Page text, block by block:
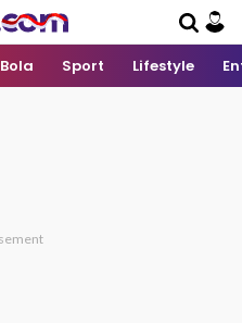
Bola Sport Lifestyle